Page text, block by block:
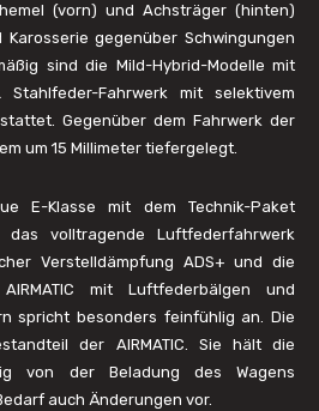
(vorn) und Achsträger (hinten)
gegenüber Schwingungen
sind die Mild-Hybrid-Modelle mit
Stahlfeder-Fahrwerk mit selektivem
Gegenüber dem Fahrwerk der
um 15 Millimeter tiefergelegt.
E-Klasse mit dem Technik-Paket
volltragende Luftfederfahrwerk
Verstelldämpfung ADS+ und die
mit Luftfederbälgen und
spricht besonders feinfühlig an. Die
der AIRMATIC. Sie hält die
von der Beladung des Wagens
auch Änderungen vor.